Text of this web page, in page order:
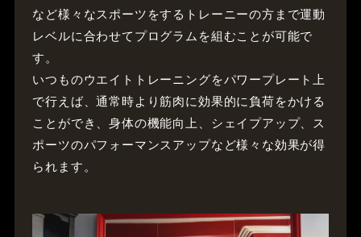
など様々なスポーツをするトレーニーの方まで運動
レベルに合わせてプログラムを組むことが可能で
す。
いつものウエイトトレーニングをパワープレート上
で行えば、通常時より筋肉に効果的に負荷をかける
ことができ、身体の機能向上、シェイプアップ、ス
ポーツのパフォーマンスアップなど様々な効果が得
られます。